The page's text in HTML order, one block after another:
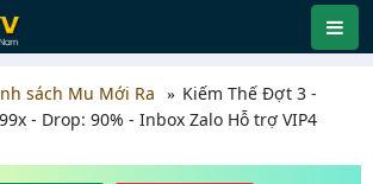
sách Mu Mới Ra
Kiếm Thế Đợt 3 -
- Drop: 90% - Inbox Zalo Hỗ trợ VIP4